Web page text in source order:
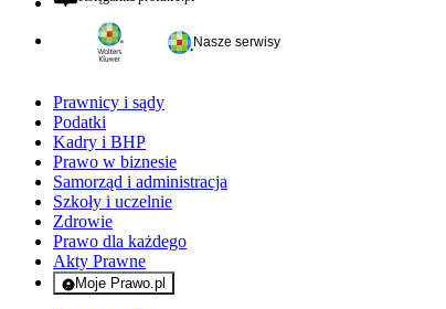
Nasze serwisy
Prawnicy i sądy
Podatki
Kadry i BHP
Prawo w biznesie
Samorząd i administracja
Szkoły i uczelnie
Zdrowie
Prawo dla każdego
Akty Prawne
Moje Prawo.pl
- rejestracja i logowanie do serwisu